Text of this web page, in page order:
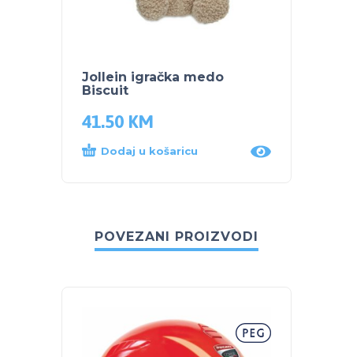
Jollein igračka medo
Biscuit
41.50 KM
Dodaj u košaricu
POVEZANI PROIZVODI